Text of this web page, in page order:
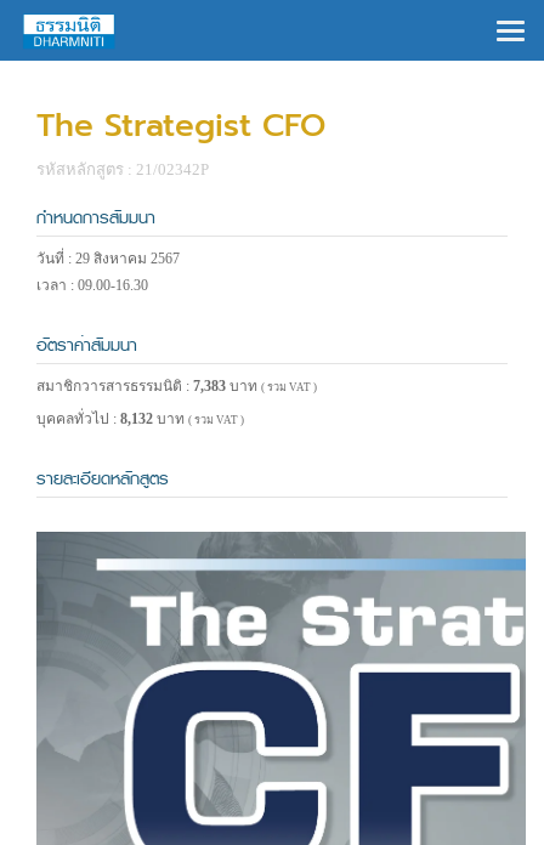
The Strategist CFO
รหัสหลักสูตร : 21/02342P
กำหนดการสัมมนา
วันที่ : 29 สิงหาคม 2567
เวลา : 09.00-16.30
อัตราค่าสัมมนา
สมาชิกวารสารธรรมนิติ : 7,383 บาท ( รวม VAT )
บุคคลทั่วไป : 8,132 บาท ( รวม VAT )
รายละเอียดหลักสูตร
×